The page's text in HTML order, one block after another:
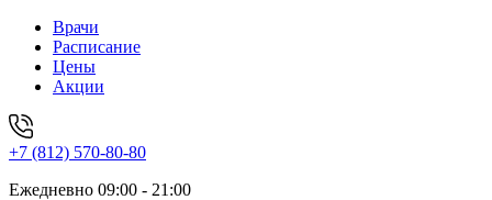
Врачи
Расписание
Цены
Акции
+7 (812) 570-80-80
Ежедневно 09:00 - 21:00